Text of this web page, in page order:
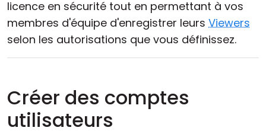
licence en sécurité tout en permettant à vos
membres d'équipe d'enregistrer leurs Viewers
selon les autorisations que vous définissez.
Créer des comptes
utilisateurs